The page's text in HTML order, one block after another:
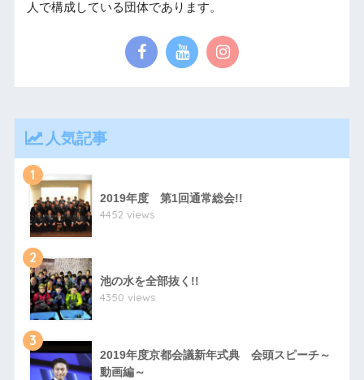
人で構成している団体であります。
人気記事
1
2019年度 第1回通常総会!!
4452 views
2
池の水を全部抜く!!
4350 views
3
2019年度京都会議新年式典 会頭スピーチ～
動画編～